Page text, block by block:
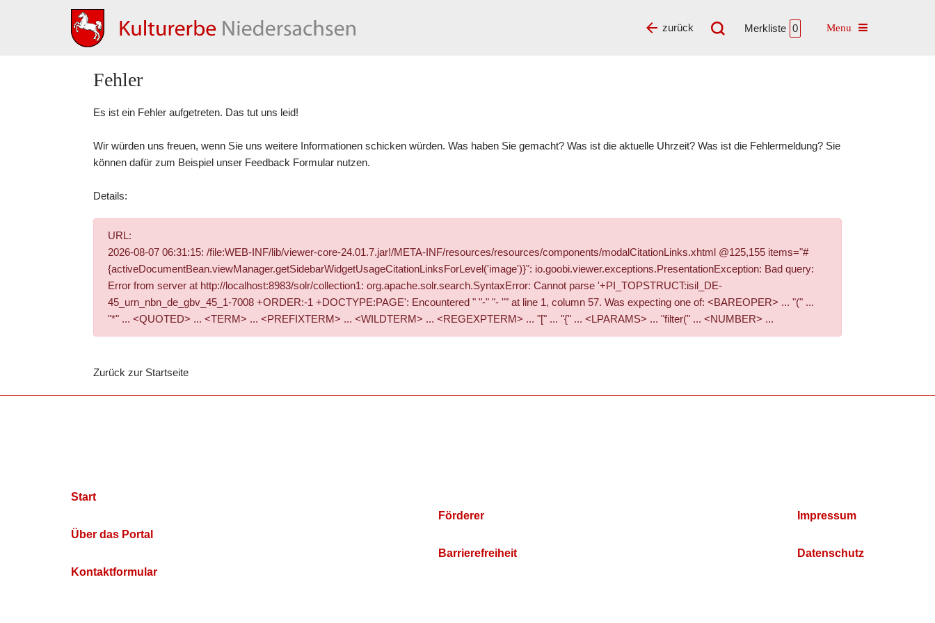
Merkliste 0 Toggle navigation
zurück
Fehler
Es ist ein Fehler aufgetreten. Das tut uns leid!
Wir würden uns freuen, wenn Sie uns weitere Informationen schicken würden. Was haben Sie gemacht? Was ist die aktuelle Uhrzeit? Was ist die Fehlermeldung? Sie
können dafür zum Beispiel unser Feedback Formular nutzen.
Details:
URL:
2026-08-07 06:31:15: /file:WEB-INF/lib/viewer-core-24.01.7.jar!/META-INF/resources/resources/components/modalCitationLinks.xhtml @125,155 items="#
{activeDocumentBean.viewManager.getSidebarWidgetUsageCitationLinksForLevel('image')}": io.goobi.viewer.exceptions.PresentationException: Bad query:
Error from server at http://localhost:8983/solr/collection1: org.apache.solr.search.SyntaxError: Cannot parse '+PI_TOPSTRUCT:isil_DE-
45_urn_nbn_de_gbv_45_1-7008 +ORDER:-1 +DOCTYPE:PAGE': Encountered " "-" "- "" at line 1, column 57. Was expecting one of: <BAREOPER> ... "(" ...
"*" ... <QUOTED> ... <TERM> ... <PREFIXTERM> ... <WILDTERM> ... <REGEXPTERM> ... "[" ... "{" ... <LPARAMS> ... "filter(" ... <NUMBER> ...
Zurück zur Startseite
Start
Über das Portal
Kontaktformular
Förderer
Barrierefreiheit
Impressum
Datenschutz